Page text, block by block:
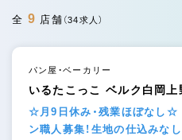
全 9 店舗 （34求人）
パン屋・ベーカリー
いるたこっこ ベルク白岡上
☆月9日休み・残業ほぼなし☆
ン職人募集！生地の仕込みな